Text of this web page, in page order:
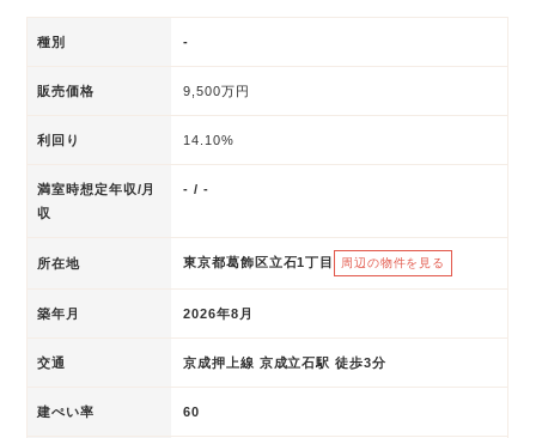
種別 -
販売価格 9,500万円
利回り 14.10%
満室時想定年収/月
収
- / -
所在地 東京都葛飾区立石1丁目 周辺の物件を見る
築年月 2026年8月
交通 京成押上線 京成立石駅 徒歩3分
建ぺい率 60